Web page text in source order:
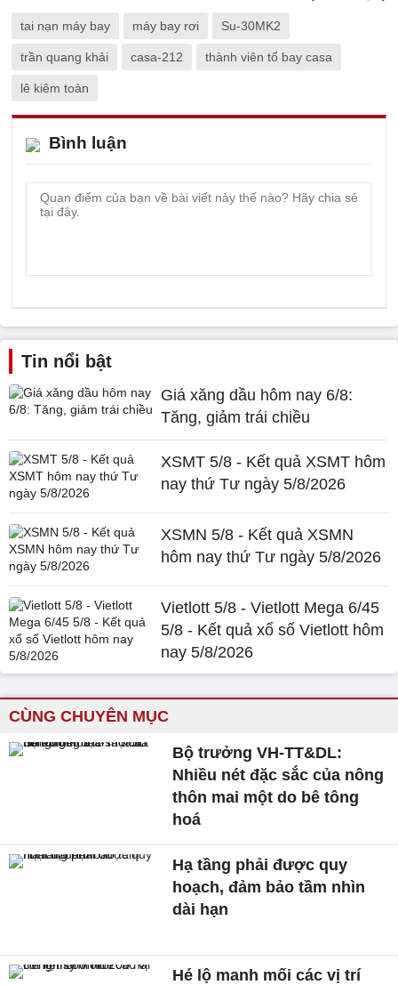
tai nạn máy bay máy bay rơi Su-30MK2
trần quang khải casa-212 thành viên tổ bay casa
lê kiêm toàn
Bình luận
Tin nổi bật
Giá xăng dầu hôm nay 6/8:
Tăng, giảm trái chiều
XSMT 5/8 - Kết quả XSMT hôm
nay thứ Tư ngày 5/8/2026
XSMN 5/8 - Kết quả XSMN
hôm nay thứ Tư ngày 5/8/2026
Vietlott 5/8 - Vietlott Mega 6/45
5/8 - Kết quả xổ số Vietlott hôm
nay 5/8/2026
CÙNG CHUYÊN MỤC
Bộ trưởng VH-TT&DL:
Nhiều nét đặc sắc của nông
thôn mai một do bê tông
hoá
Hạ tầng phải được quy
hoạch, đảm bảo tầm nhìn
dài hạn
Hé lộ manh mối các vị trí